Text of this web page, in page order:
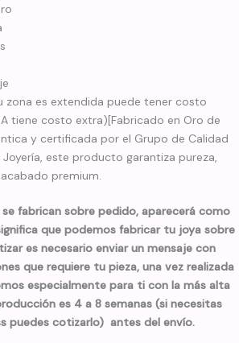
zona es extendida puede tener costo
tiene costo extra)[Fabricado en Oro de
y certificada por el Grupo de Calidad
este producto garantiza pureza,
premium.
fabrican sobre pedido, aparecerá como
que podemos fabricar tu joya sobre
es necesario enviar un mensaje con
que requiere tu pieza, una vez realizada
especialmente para ti con la más alta
es 4 a 8 semanas (si necesitas
puedes cotizarlo) antes del envío.